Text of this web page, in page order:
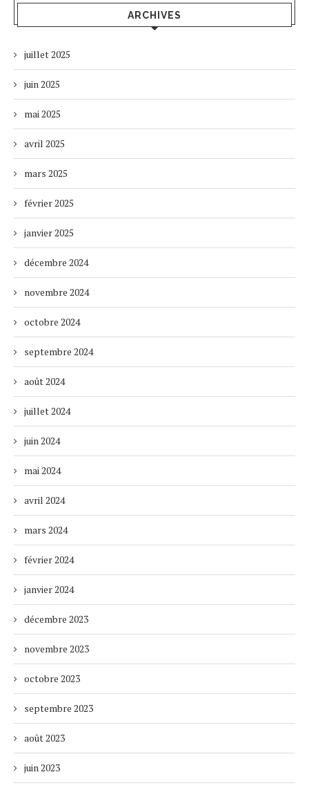
ARCHIVES
juillet 2025
juin 2025
mai 2025
avril 2025
mars 2025
février 2025
janvier 2025
décembre 2024
novembre 2024
octobre 2024
septembre 2024
août 2024
juillet 2024
juin 2024
mai 2024
avril 2024
mars 2024
février 2024
janvier 2024
décembre 2023
novembre 2023
octobre 2023
septembre 2023
août 2023
juin 2023